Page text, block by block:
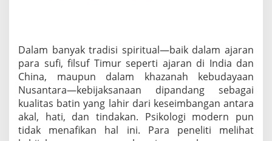
Dalam banyak tradisi spiritual—baik dalam ajaran
para sufi, filsuf Timur seperti ajaran di India dan
China, maupun dalam khazanah kebudayaan
Nusantara—kebijaksanaan dipandang sebagai
kualitas batin yang lahir dari keseimbangan antara
akal, hati, dan tindakan. Psikologi modern pun
tidak menafikan hal ini. Para peneliti melihat